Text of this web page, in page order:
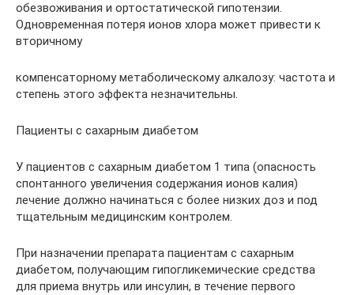
обезвоживания и ортостатической гипотензии.
Одновременная потеря ионов хлора может привести к
вторичному
компенсаторному метаболическому алкалозу: частота и
степень этого эффекта незначительны.
Пациенты с сахарным диабетом
У пациентов с сахарным диабетом 1 типа (опасность
спонтанного увеличения содержания ионов калия)
лечение должно начинаться с более низких доз и под
тщательным медицинским контролем.
При назначении препарата пациентам с сахарным
диабетом, получающим гипогликемические средства
для приема внутрь или инсулин, в течение первого